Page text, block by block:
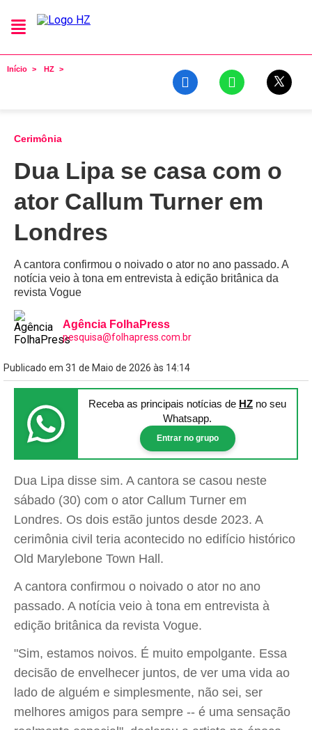
Início HZ
Cerimônia
Dua Lipa se casa com o
ator Callum Turner em
Londres
A cantora confirmou o noivado o ator no ano passado. A
notícia veio à tona em entrevista à edição britânica da
revista Vogue
Agência FolhaPress
pesquisa@folhapress.com.br
Publicado em 31 de Maio de 2026 às 14:14
Receba as principais notícias de HZ no seu
Whatsapp.
Entrar no grupo
Dua Lipa disse sim. A cantora se casou neste
sábado (30) com o ator Callum Turner em
Londres. Os dois estão juntos desde 2023. A
cerimônia civil teria acontecido no edifício histórico
Old Marylebone Town Hall.
A cantora confirmou o noivado o ator no ano
passado. A notícia veio à tona em entrevista à
edição britânica da revista Vogue.
"Sim, estamos noivos. É muito empolgante. Essa
decisão de envelhecer juntos, de ver uma vida ao
lado de alguém e simplesmente, não sei, ser
melhores amigos para sempre -- é uma sensação